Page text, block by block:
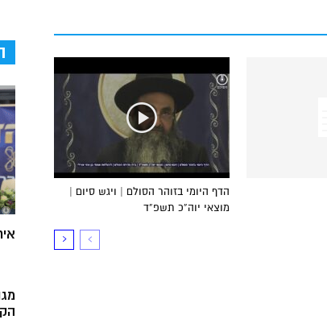
הדף היומי בזוהר הסולם | ויגש סיום |
מוצאי יוה”כ תשפ”ד